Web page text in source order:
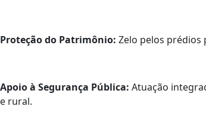
Proteção do Patrimônio: Zelo pelos prédios
Apoio à Segurança Pública: Atuação
e rural.